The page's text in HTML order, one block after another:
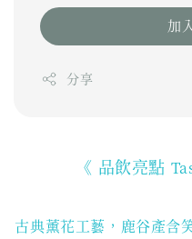
加
分享
《 品飲亮點
古典薰花工藝，鹿谷產含